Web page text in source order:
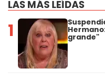
LAS MÁS LEÍDAS
1 grande"